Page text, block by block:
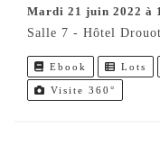
mardi 21 juin 2022 à
Salle 7 - Hôtel
Ebook Lots
Visite 360°